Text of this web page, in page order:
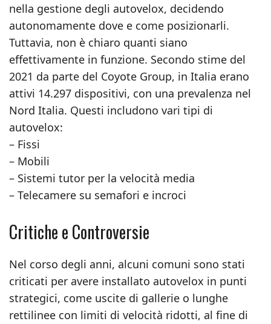
nella gestione degli autovelox, decidendo
autonomamente dove e come posizionarli.
Tuttavia, non è chiaro quanti siano
effettivamente in funzione. Secondo stime del
2021 da parte del Coyote Group, in Italia erano
attivi 14.297 dispositivi, con una prevalenza nel
Nord Italia. Questi includono vari tipi di
autovelox:
– Fissi
– Mobili
– Sistemi tutor per la velocità media
– Telecamere su semafori e incroci
Critiche e Controversie
Nel corso degli anni, alcuni comuni sono stati
criticati per avere installato autovelox in punti
strategici, come uscite di gallerie o lunghe
rettilinee con limiti di velocità ridotti, al fine di